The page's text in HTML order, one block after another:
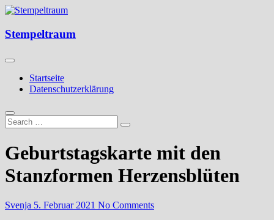
Skip
content
Stempeltraum
Stempeltraum
Startseite
Datenschutzerklärung
Geburtstagskarte mit den
Stanzformen Herzensblüten
Svenja 5. Februar 2021 No Comments